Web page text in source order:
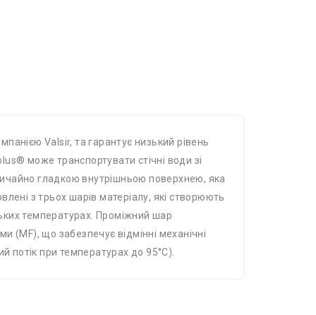
Valsir, та гарантує низький рівень
може транспортувати стічні води зі
гладкою внутрішньою поверхнею, яка
з трьох шарів матеріалу, які створюють
температурах. Проміжний шар
(MF), що забезпечує відмінні механічні
потік при температурах до 95°C).